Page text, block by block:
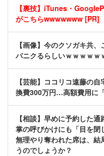
【裏技】iTunes・
がこちらwwwwwww [PR]
【画像】今のクソガキ共
パニクるらしいｗｗｗｗｗ
【芸能】ココリコ遠藤の
換費300万円…高額費用に
【相談】早めに予約した
掌の呼びかけにも「目を閉
無理やり奪われた席は、結
うのでしょうか？